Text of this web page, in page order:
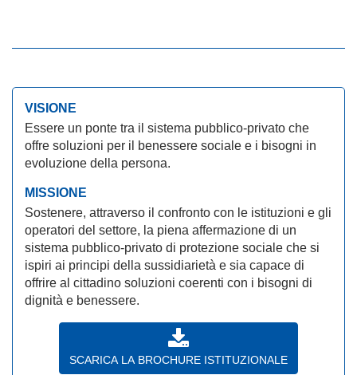
VISIONE
Essere un ponte tra il sistema pubblico-privato che
offre soluzioni per il benessere sociale e i bisogni in
evoluzione della persona.
MISSIONE
Sostenere, attraverso il confronto con le istituzioni e gli
operatori del settore, la piena affermazione di un
sistema pubblico-privato di protezione sociale che si
ispiri ai principi della sussidiarietà e sia capace di
offrire al cittadino soluzioni coerenti con i bisogni di
dignità e benessere.
SCARICA LA BROCHURE ISTITUZIONALE